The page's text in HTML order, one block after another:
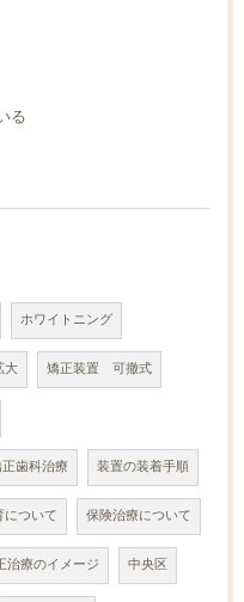
る
ホワイトニング
大 矯正装置 可撤式
歯科治療 装置の装着手順
ついて 保険治療について
治療のイメージ 中央区